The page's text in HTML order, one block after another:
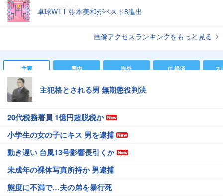
卓球WTT 張本美和がベスト8進出
画像アクセスランキングをもっと見る
主要 国内 海外 IT 経済 ス
主犯格とされる男 無期懲役判決
20代税務署員 1億円超脱税か
小学生の女の子にキス 男を逮捕
動き遅い 台風13号影響長引くか
未成年の裸体写真所持か 男逮捕
態度に不満で…夫の弟を暴行死